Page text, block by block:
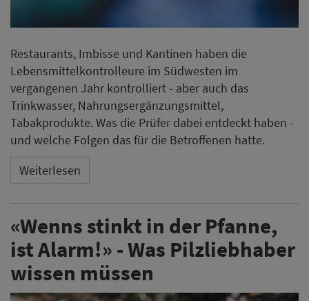
Restaurants, Imbisse und Kantinen haben die
Lebensmittelkontrolleure im Südwesten im
vergangenen Jahr kontrolliert - aber auch das
Trinkwasser, Nahrungsergänzungsmittel,
Tabakprodukte. Was die Prüfer dabei entdeckt haben -
und welche Folgen das für die Betroffenen hatte.
Weiterlesen
«Wenns stinkt in der Pfanne,
ist Alarm!» - Was Pilzliebhaber
wissen müssen